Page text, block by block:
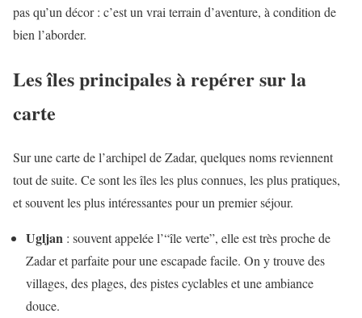
pas qu’un décor : c’est un vrai terrain d’aventure, à condition de
bien l’aborder.
Les îles principales à repérer sur la
carte
Sur une carte de l’archipel de Zadar, quelques noms reviennent
tout de suite. Ce sont les îles les plus connues, les plus pratiques,
et souvent les plus intéressantes pour un premier séjour.
Ugljan : souvent appelée l’“île verte”, elle est très proche de
Zadar et parfaite pour une escapade facile. On y trouve des
villages, des plages, des pistes cyclables et une ambiance
douce.